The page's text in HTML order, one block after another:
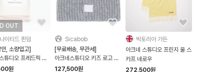
OUT
이티드 퀸덤
, 소량입고]
튜디오 프레드릭 말
원
Sicabob
[무료배송, 무관세]
아크네스튜디오 키즈 로고 울
비니 그레이멜란지
127,500원
빅토리아 가든
아크네 스튜디오 프린지 울 스
카프 네로우
272,500원